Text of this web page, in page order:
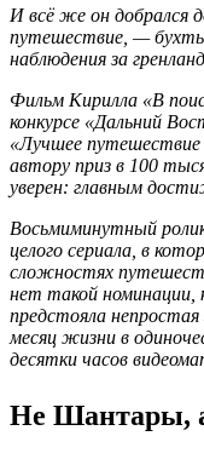
И всё же он добрался
путешествие, — бухты
наблюдения за
Фильм Кирилла «В
конкурсе «Дальний
«Лучшее путешествие
автору приз в 100
уверен: главным
Восьмиминутный
целого сериала, в
сложностях
нет такой номинации,
предстояла
месяц жизни в
десятки часов
Не Шантары,